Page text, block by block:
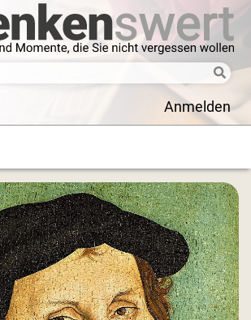
Anmelden